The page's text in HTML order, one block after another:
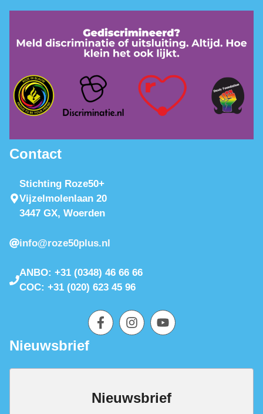
Contact
Stichting Roze50+
Vijzelmolenlaan 20
3447 GX, Woerden
info@roze50plus.nl
ANBO: +31 (0348) 46 66 66
COC: +31 (020) 623 45 96
Nieuwsbrief
Nieuwsbrief